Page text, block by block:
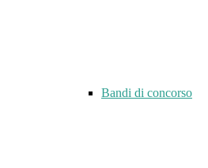
Bandi di concorso